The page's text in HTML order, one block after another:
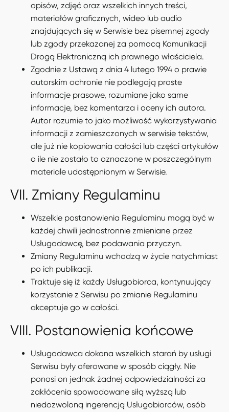
opisów, zdjęć oraz wszelkich innych treści,
materiałów graficznych, wideo lub audio
znajdujących się w Serwisie bez pisemnej zgody
lub zgody przekazanej za pomocą Komunikacji
Drogą Elektroniczną ich prawnego właściciela.
Zgodnie z Ustawą z dnia 4 lutego 1994 o prawie
autorskim ochronie nie podlegają proste
informacje prasowe, rozumiane jako same
informacje, bez komentarza i oceny ich autora.
Autor rozumie to jako możliwość wykorzystywania
informacji z zamieszczonych w serwisie tekstów,
ale już nie kopiowania całości lub części artykułów
o ile nie zostało to oznaczone w poszczególnym
materiale udostępnionym w Serwisie.
VII. Zmiany Regulaminu
Wszelkie postanowienia Regulaminu mogą być w
każdej chwili jednostronnie zmieniane przez
Usługodawcę, bez podawania przyczyn.
Zmiany Regulaminu wchodzą w życie natychmiast
po ich publikacji.
Traktuje się iż każdy Usługobiorca, kontynuujący
korzystanie z Serwisu po zmianie Regulaminu
akceptuje go w całości.
VIII. Postanowienia końcowe
Usługodawca dokona wszelkich starań by usługi
Serwisu były oferowane w sposób ciągły. Nie
ponosi on jednak żadnej odpowiedzialności za
zakłócenia spowodowane siłą wyższą lub
niedozwoloną ingerencją Usługobiorców, osób